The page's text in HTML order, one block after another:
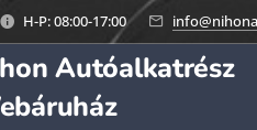
H-P: 08:00-17:00
Autóalkatrész